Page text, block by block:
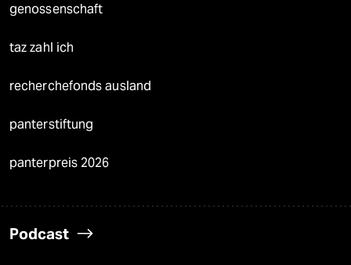
genossenschaft
taz zahl ich
recherchefonds ausland
panterstiftung
panterpreis 2026
Podcast